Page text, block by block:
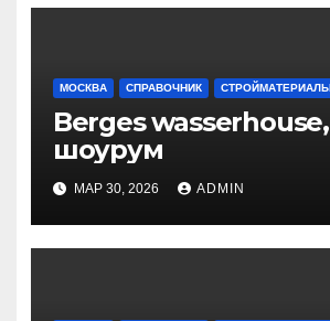
МОСКВА СПРАВОЧНИК СТРОЙМАТЕРИАЛЫ
Berges wasserhouse,
шоурум
МАР 30, 2026 ADMIN